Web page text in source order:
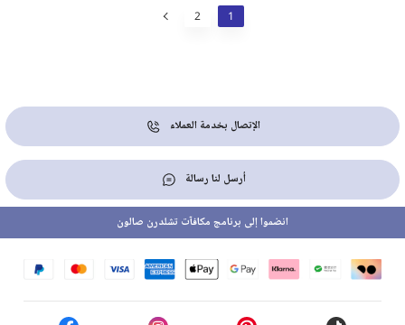
1
2
الإتصال بخدمة العملاء
أرسل لنا رسالة
انضموا إلى برنامج مكافآت تشلدرن صالون